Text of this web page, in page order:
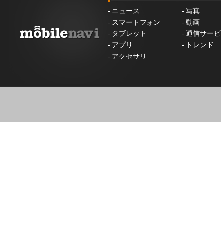
- ニュース - 写真
- スマートフォン - 動画
- タブレット - 通信サー
- アプリ -
トレンド
- アクセサリ